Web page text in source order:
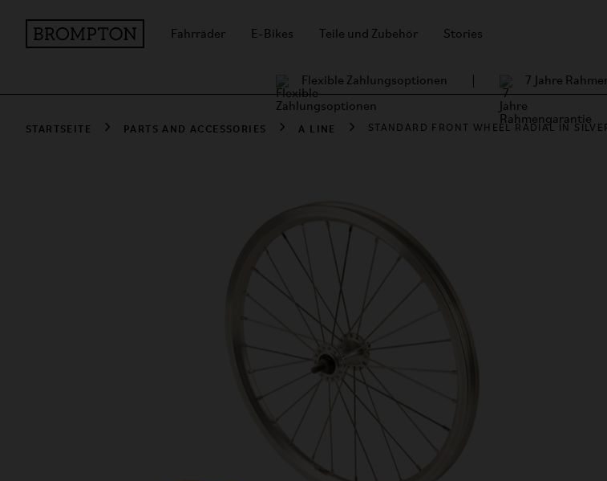
Fahrräder E-Bikes Teile und Zubehör Stories
Flexible Zahlungsoptionen 7 Jahre
STARTSEITE PARTS AND ACCESSORIES A LINE STANDARD FRONT WHEEL RADIAL IN